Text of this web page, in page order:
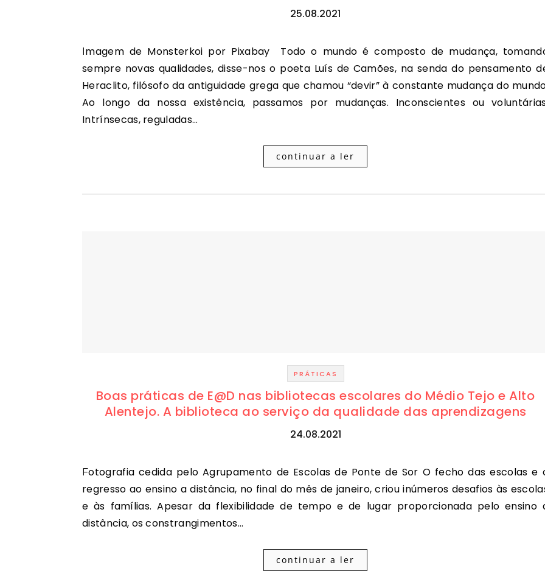
25.08.2021
Imagem de Monsterkoi por Pixabay Todo o mundo é composto de mudança, tomando
sempre novas qualidades, disse-nos o poeta Luís de Camões, na senda do pensamento
Heraclito, filósofo da antiguidade grega que chamou “devir” à constante mudança do
Ao longo da nossa existência, passamos por mudanças. Inconscientes ou
Intrínsecas, reguladas…
continuar a ler
PRÁTICAS
Boas práticas de E@D nas bibliotecas escolares do Médio Tejo e Alto
Alentejo. A biblioteca ao serviço da qualidade das aprendizagens
24.08.2021
Fotografia cedida pelo Agrupamento de Escolas de Ponte de Sor O fecho das escolas e o
regresso ao ensino a distância, no final do mês de janeiro, criou inúmeros desafios às
e às famílias. Apesar da flexibilidade de tempo e de lugar proporcionada pelo ensino
distância, os constrangimentos…
continuar a ler